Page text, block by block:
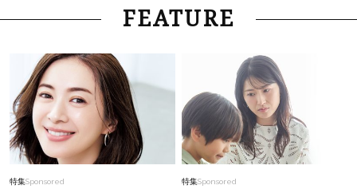
Fashion 2026.6.23
今から真夏まで、着回し力No.1【半袖ハオリの
Fashion
〈ALL1万円台〉40代ママは「盛れるブラウス」
こそ“実は撥水”が理想。梅雨も真夏も◎
2026.7.30
FEATURE
特集Sponsored 特集Sponsored